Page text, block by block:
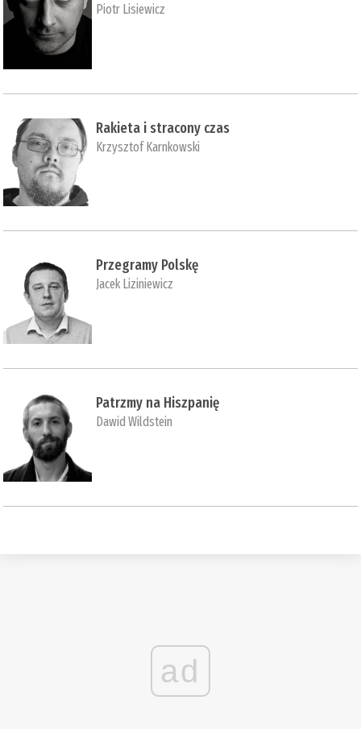
Piotr Lisiewicz
Rakieta i stracony czas
Krzysztof Karnkowski
Przegramy Polskę
Jacek Liziniewicz
Patrzmy na Hiszpanię
Dawid Wildstein
ad